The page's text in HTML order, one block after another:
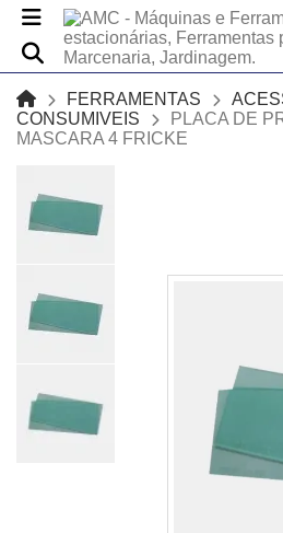
FERRAMENTAS
CONSUMIVEIS
PLACA DE
MASCARA 4 FRICKE